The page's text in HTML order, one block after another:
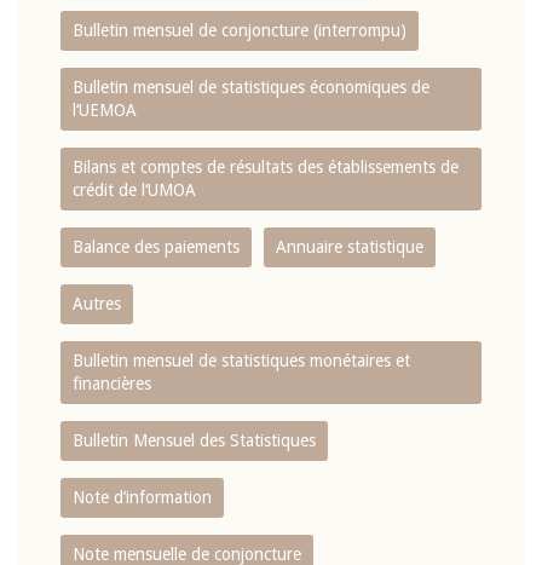
Bulletin mensuel de conjoncture (interrompu)
Bulletin mensuel de statistiques économiques de
l‘UEMOA
Bilans et comptes de résultats des établissements de
crédit de l‘UMOA
Balance des paiements Annuaire statistique
Autres
Bulletin mensuel de statistiques monétaires et
financières
Bulletin Mensuel des Statistiques
Note d’information
Note mensuelle de conjoncture